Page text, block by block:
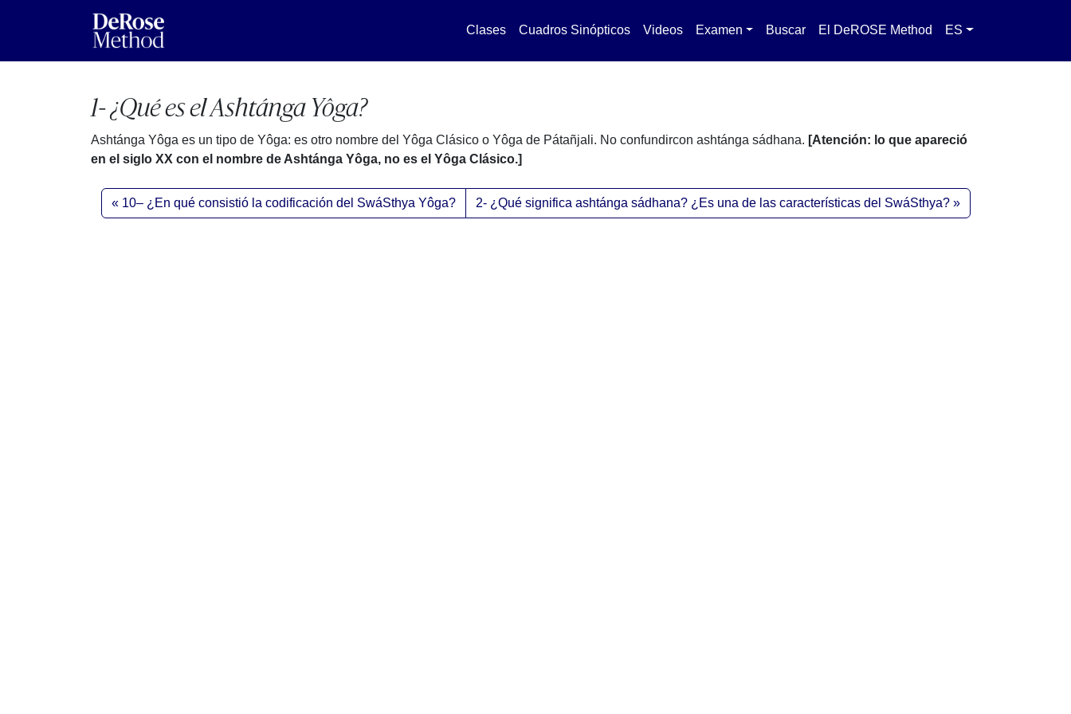
Clases Cuadros Sinópticos Videos Examen Buscar El DeROSE Method ES
1- ¿Qué es el Ashtánga Yôga?
Ashtánga Yôga es un tipo de Yôga: es otro nombre del Yôga Clásico o Yôga de Pátañjali. No confundircon ashtánga sádhana. [Atención: lo que apareció
en el siglo XX con el nombre de Ashtánga Yôga, no es el Yôga Clásico.]
10– ¿En qué consistió la codificación del SwáSthya Yôga? 2- ¿Qué significa ashtánga sádhana? ¿Es una de las características del SwáSthya?